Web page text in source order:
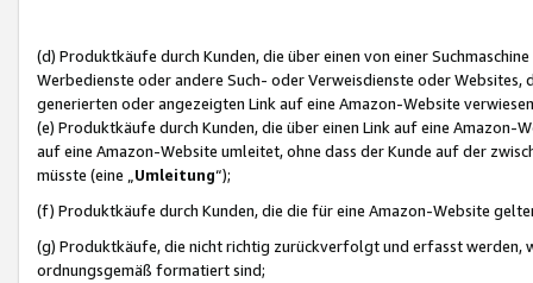
(d) Produktkäufe durch Kunden, die über einen von einer
Werbedienste oder andere Such- oder Verweisdienste oder Websites,
generierten oder angezeigten Link auf eine Amazon-Website
(e) Produktkäufe durch Kunden, die über einen Link auf eine
auf eine Amazon-Website umleitet, ohne dass der Kunde auf der
müsste (eine „ Umleitung“);
(f) Produktkäufe durch Kunden, die die für eine Amazon-Website
(g) Produktkäufe, die nicht richtig zurückverfolgt und erfasst werden,
ordnungsgemäß formatiert sind;